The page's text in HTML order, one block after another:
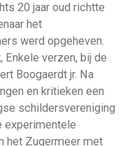
20 jaar oud richtte
het
werd opgeheven.
Enkele verzen, bij de
Boogaerdt jr. Na
en kritieken een
schildersvereniging
experimentele
het Zugermeer met